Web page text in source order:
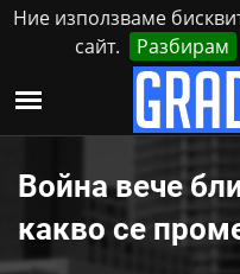
Ние използваме
сайт.
Разбирам
Неделя, 9
Война вече
какво се